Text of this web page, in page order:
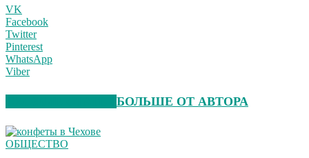
VK
Facebook
Twitter
Pinterest
WhatsApp
Viber
БОЛЬШЕ ОТ АВТОРА
ОБЩЕСТВО